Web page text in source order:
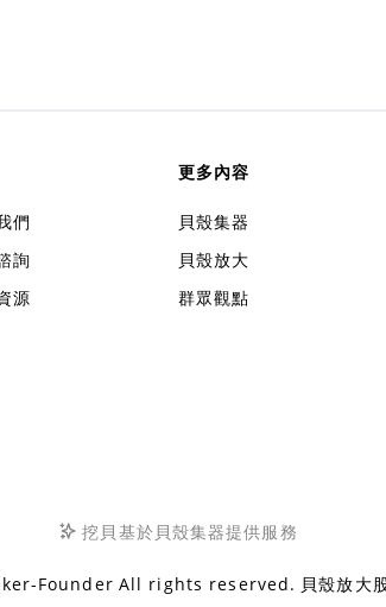
們
詢
源
更多內容
貝殼集器
貝殼放大
群眾觀點
挖貝基於貝殼集器提供服務
Founder All rights reserved. 貝殼放大